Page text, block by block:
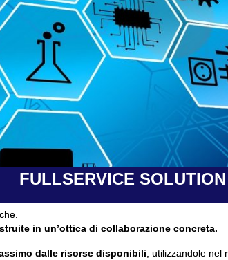
FULLSERVICE SOLUTION
in un’ottica di collaborazione concreta.
dalle risorse disponibili, utilizzandole nel